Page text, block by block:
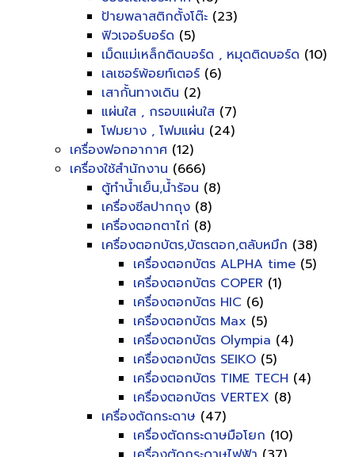
ป้ายพลาสติกตั้งโต๊ะ (23)
ฟิวเจอร์บอร์ด (5)
เม็ดแม่เหล็กติดบอร์ด , หมุดติดบอร์ด (10)
เลเซอร์พ้อยท์เตอร์ (6)
เสากั้นทางเดิน (2)
แผ่นใส , กรอบแผ่นใส (7)
โฟมยาง , โฟมแผ่น (24)
เครื่องฟอกอากาศ (12)
เครื่องใช้สำนักงาน (666)
ตู้ทำน้ำเย็น,น้ำร้อน (8)
เครื่องซีลปากถุง (8)
เครื่องตอกตาไก่ (8)
เครื่องตอกบัตร,บัตรตอก,ตลับหมึก (38)
เครื่องตอกบัตร ALPHA time (5)
เครื่องตอกบัตร COPER (1)
เครื่องตอกบัตร HIC (6)
เครื่องตอกบัตร Max (5)
เครื่องตอกบัตร Olympia (4)
เครื่องตอกบัตร SEIKO (5)
เครื่องตอกบัตร TIME TECH (4)
เครื่องตอกบัตร VERTEX (8)
เครื่องตัดกระดาษ (47)
เครื่องตัดกระดาษมือโยก (10)